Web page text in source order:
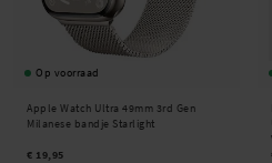
Op voorraad
Apple Watch Ultra 49mm 3rd Gen
Milanese bandje Starlight
€ 19,95